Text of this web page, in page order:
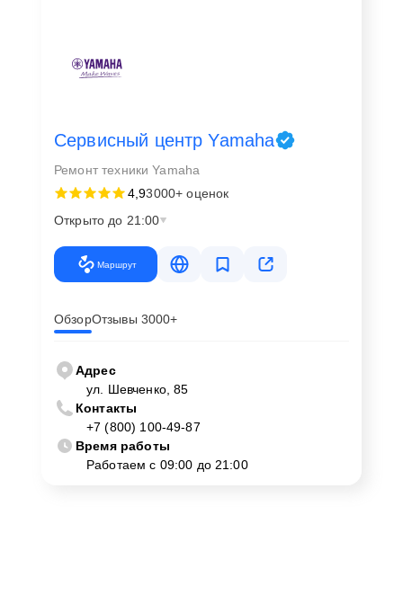
Сервисный центр Yamaha
Ремонт техники Yamaha
4,93000+ оценок
Открыто до 21:00
Маршрут
ОбзорОтзывы 3000+
Адрес
ул. Шевченко, 85
Контакты
+7 (800) 100-49-87
Время работы
Работаем с 09:00 до 21:00